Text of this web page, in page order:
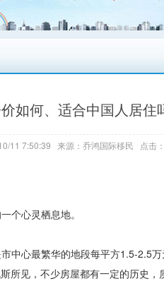
如何、适合中国人居住
11 7:50:39 来源：乔鸿国际移民 点击
个心灵栖息地。
中心最繁华的地段每平方1.5-2.5
所见，不少房屋都有一定的历史